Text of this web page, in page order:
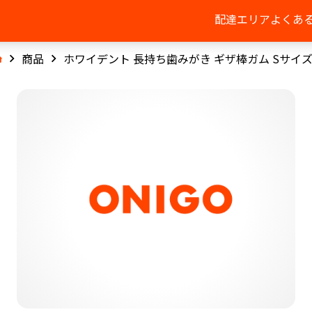
配達エリアよくあ
商品 ホワイデント 長持ち歯みがき ギザ棒ガム Sサイズ